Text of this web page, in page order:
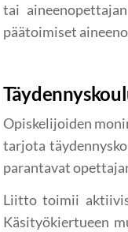
tai
päätoimiset
Opiskelijoiden
tarjota
parantavat
Liitto toimii
Käsityökiertueen